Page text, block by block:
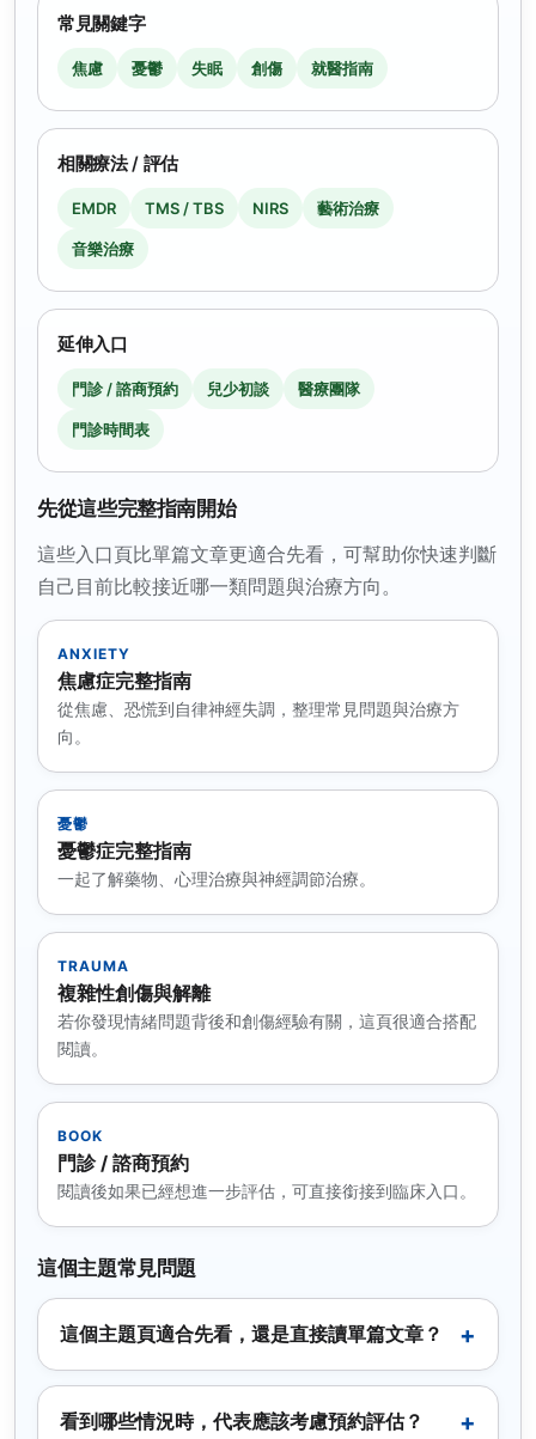
常見關鍵字
焦慮 憂鬱 失眠 創傷 就醫指南
相關療法 / 評估
EMDR TMS / TBS NIRS 藝術治療
音樂治療
延伸入口
門診 / 諮商預約 兒少初談 醫療團隊
門診時間表
先從這些完整指南開始
這些入口頁比單篇文章更適合先看，可幫助你快速判斷
自己目前比較接近哪一類問題與治療方向。
ANXIETY
焦慮症完整指南
從焦慮、恐慌到自律神經失調，整理常見問題與治療方
向。
憂鬱
憂鬱症完整指南
一起了解藥物、心理治療與神經調節治療。
TRAUMA
複雜性創傷與解離
若你發現情緒問題背後和創傷經驗有關，這頁很適合搭配
閱讀。
BOOK
門診 / 諮商預約
閱讀後如果已經想進一步評估，可直接銜接到臨床入口。
這個主題常見問題
這個主題頁適合先看，還是直接讀單篇文章？
看到哪些情況時，代表應該考慮預約評估？